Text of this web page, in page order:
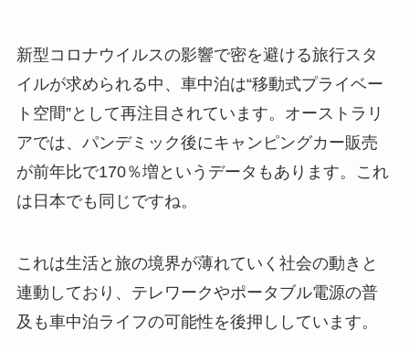
新型コロナウイルスの影響で密を避ける旅行スタ
イルが求められる中、車中泊は“移動式プライベー
ト空間”として再注目されています。オーストラリ
アでは、パンデミック後にキャンピングカー販売
が前年比で170％増というデータもあります。これ
は日本でも同じですね。
これは生活と旅の境界が薄れていく社会の動きと
連動しており、テレワークやポータブル電源の普
及も車中泊ライフの可能性を後押ししています。